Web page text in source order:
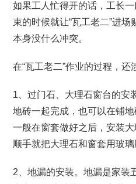
如果工人忙得开的话，工长
束的时候就让“瓦工老二”进
本身没什么冲突。
在“瓦工老二”作业的过程，还
1、过门石、大理石窗台的安
地砖一起完成，也可以在铺
一般在窗套做好之后，安装
顺手就把大理石和窗套用玻璃
2、地漏的安装。地漏是家装